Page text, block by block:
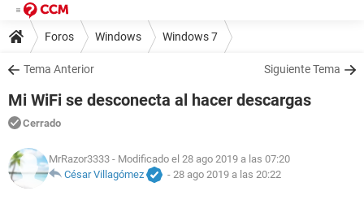
Foros Windows Windows 7
Tema Anterior Siguiente Tema
Mi WiFi se desconecta al hacer descargas
Cerrado
MrRazor3333 - Modificado el 28 ago 2019 a las 07:20
César Villagómez
- 28 ago 2019 a las 20:22